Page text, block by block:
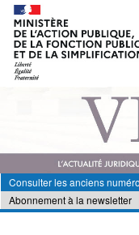
Consulter les anciens
Abonnement à la newsletter